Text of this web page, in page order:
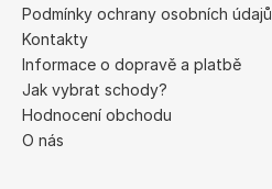
Podmínky ochrany osobních údajů
Kontakty
Informace o dopravě a platbě
Jak vybrat schody?
Hodnocení obchodu
O nás